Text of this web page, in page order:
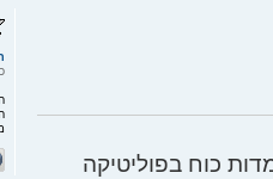
כוח בפוליטיקה